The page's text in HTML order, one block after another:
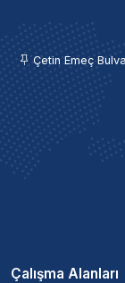
Çetin Emeç
Çalışma Alanları